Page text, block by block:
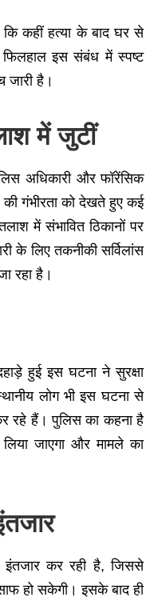
कहीं हत्या के बाद घर से
फिलहाल इस संबंध में स्पष्ट
जारी है।
में जुटीं
अधिकारी और फॉरेंसिक
गंभीरता को देखते हुए कई
में संभावित ठिकानों पर
के लिए तकनीकी सर्विलांस
रहा है।
हुई इस घटना ने सुरक्षा
लोग भी इस घटना से
रहे हैं। पुलिस का कहना है
जाएगा और मामले का
इंतजार कर रही है, जिससे
हो सकेगी। इसके बाद ही